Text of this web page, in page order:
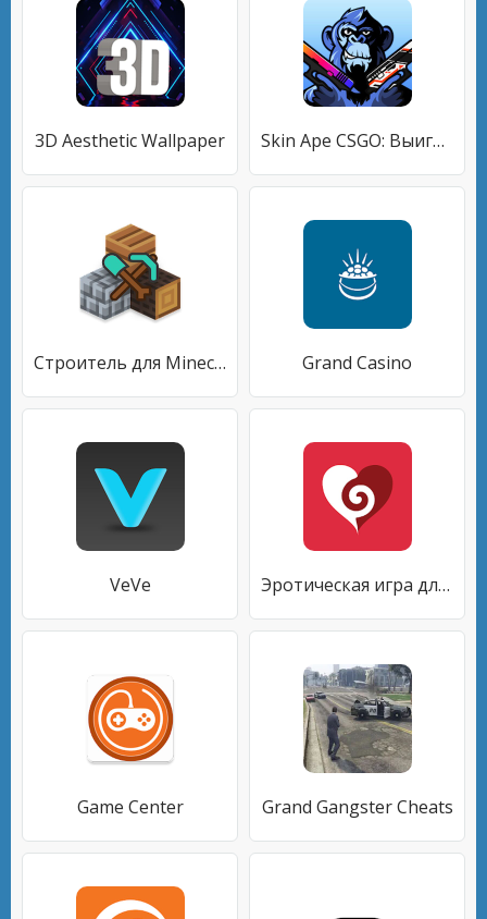
3D Aesthetic Wallpaper Skin Ape CSGO: Выигрывайте скины и кейсы КС ГО
Строитель для Minecraft PE Grand Casino
VeVe Эротическая игра для пар
Game Center Grand Gangster Cheats